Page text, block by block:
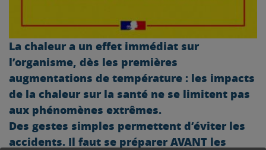
La chaleur a un effet immédiat sur
l’organisme, dès les premières
augmentations de température : les impacts
de la chaleur sur la santé ne se limitent pas
aux phénomènes extrêmes.
Des gestes simples permettent d’éviter les
accidents. Il faut se préparer AVANT les